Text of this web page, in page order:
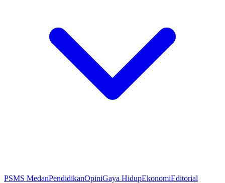
PSMS MedanPendidikanOpiniGaya HidupEkonomiEditorial